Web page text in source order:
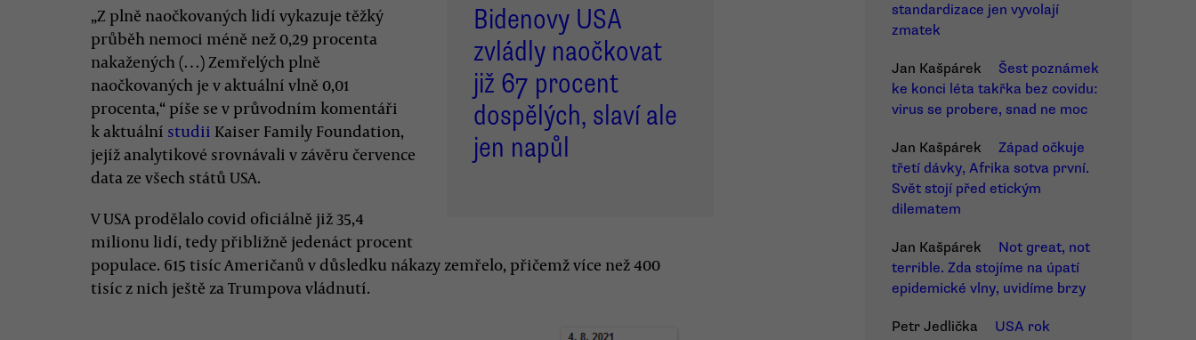
Bidenovy USA
zvládly naočkovat
již 67 procent
dospělých, slaví ale
jen napůl
„Z plně naočkovaných lidí vykazuje těžký
průběh nemoci méně než 0,29 procenta
nakažených (…) Zemřelých plně
naočkovaných je v aktuální vlně 0,01
procenta,“ píše se v průvodním komentáři
k aktuální studii Kaiser Family Foundation,
jejíž analytikové srovnávali v závěru července
data ze všech států USA.
V USA prodělalo covid oficiálně již 35,4
milionu lidí, tedy přibližně jedenáct procent
populace. 615 tisíc Američanů v důsledku nákazy zemřelo, přičemž více než 400
tisíc z nich ještě za Trumpova vládnutí.
standardizace jen vyvolají
zmatek
Jan Kašpárek
Šest poznámek
ke konci léta takřka bez covidu:
virus se probere, snad ne moc
Jan Kašpárek
Západ očkuje
třetí dávky, Afrika sotva první.
Svět stojí před etickým
dilematem
Jan Kašpárek
Not great, not
terrible. Zda stojíme na úpatí
epidemické vlny, uvidíme brzy
Petr Jedlička
USA rok